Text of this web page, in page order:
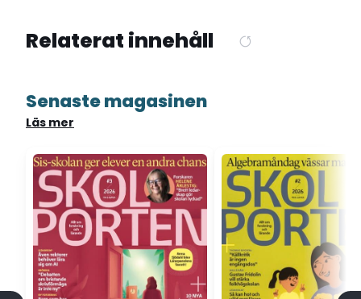
Relaterat innehåll
Senaste magasinen
Läs mer